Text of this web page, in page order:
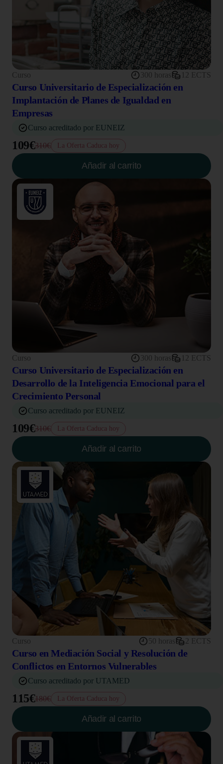
Curso 300 horas 12 ECTS
Curso Universitario de Especialización en
Implantación de Planes de Igualdad en
Empresas
Curso acreditado por EUNEIZ
109€310€ La Oferta Caduca hoy
Añadir al carrito
Curso 300 horas 12 ECTS
Curso Universitario de Especialización en
Desarrollo de la Inteligencia Emocional para el
Crecimiento Personal
Curso acreditado por EUNEIZ
109€310€ La Oferta Caduca hoy
Añadir al carrito
Curso 50 horas 2 ECTS
Curso en Mediación Social y Resolución de
Conflictos en Entornos Vulnerables
Curso acreditado por UTAMED
115€180€ La Oferta Caduca hoy
Añadir al carrito